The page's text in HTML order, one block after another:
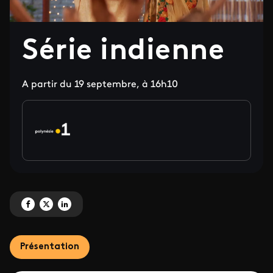
Série indienne
A partir du 19 septembre, à 16h10
Partagez 'Série indienne' sur Facebook
Partagez 'Série indienne' sur X
Partagez 'Série indienne' sur LinkedIn
Présentation